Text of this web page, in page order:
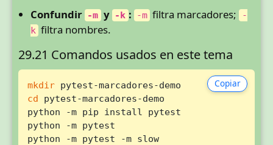
Confundir -m y -k : -m filtra marcadores; -
k filtra nombres.
29.21 Comandos usados en este tema
Copiar
mkdir
cd pytest-marcadores-demo
python -m pip install pytest
python -m pytest
python -m pytest -m slow